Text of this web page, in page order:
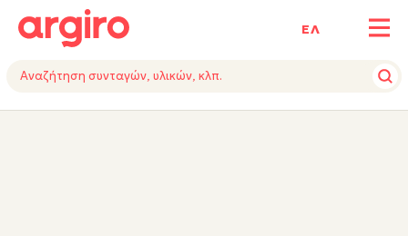
ΕΛ
ΥΛΙΚΑΕΚΤΕΛΕΣΗTIPS